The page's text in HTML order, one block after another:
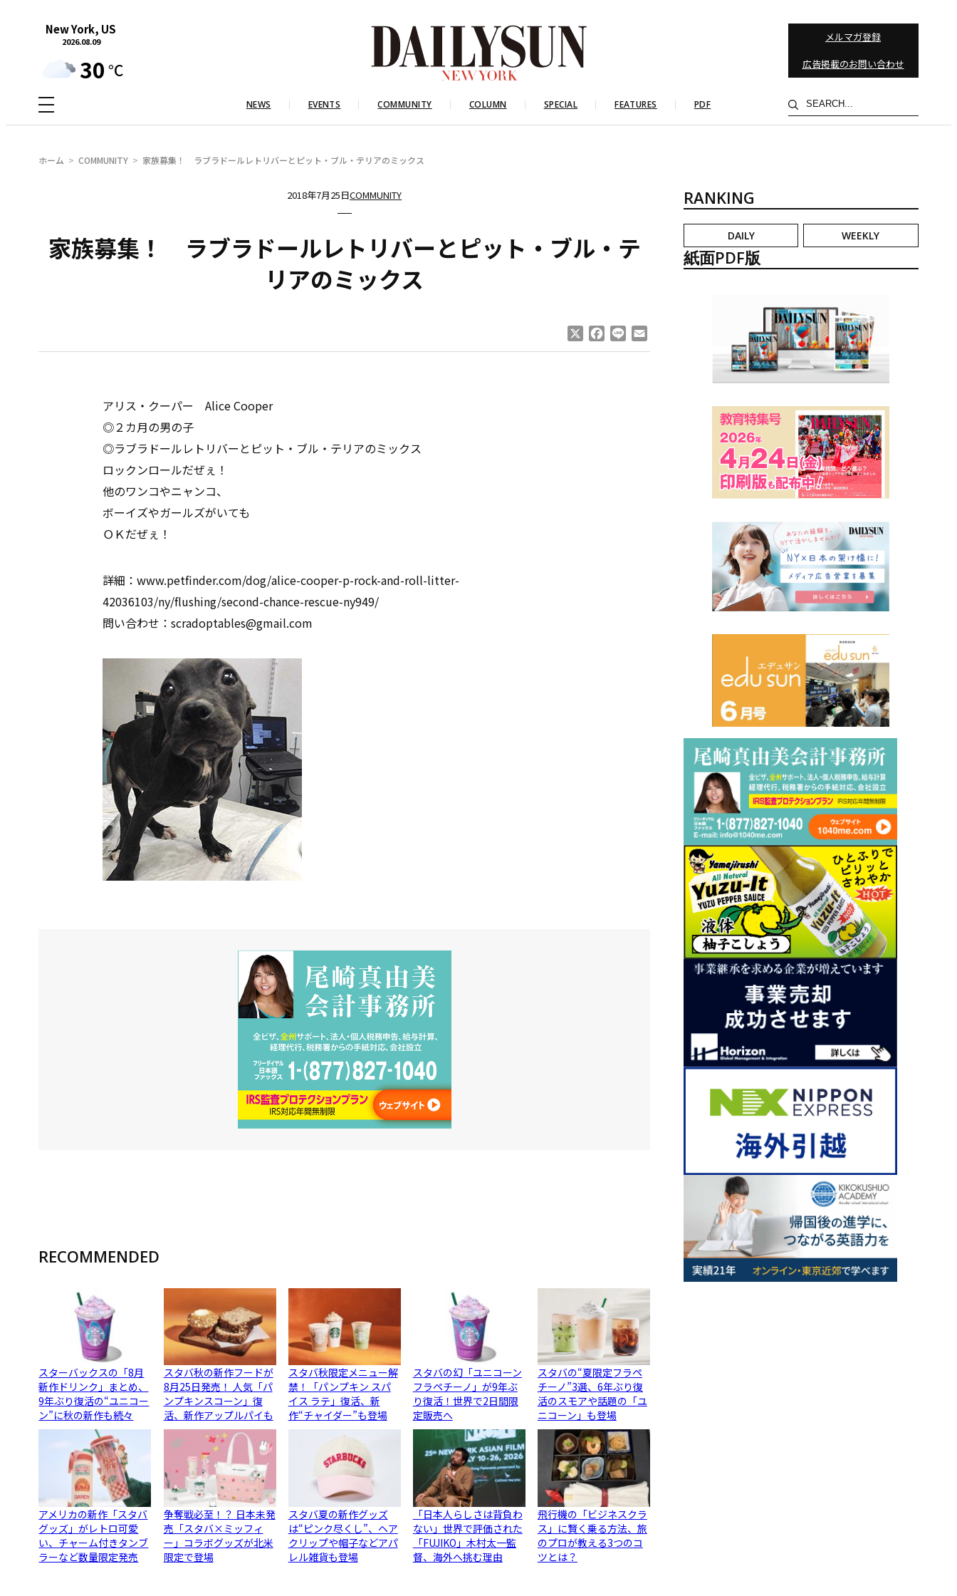
New York, US
2026.08.09
30 °C
メルマガ登録
広告掲載のお問い合わせ
NEWS EVENTS COMMUNITY COLUMN SPECIAL FEATURES PDF
検
索
ホーム COMMUNITY 家族募集！ ラブラドールレトリバーとピット・ブル・テリアのミックス
2018年7月25日COMMUNITY
家族募集！ ラブラドールレトリバーとピット・ブル・テ
リアのミックス
Facebook
Line
アリス・クーパー Alice Cooper
◎２カ月の男の子
◎ラブラドールレトリバーとピット・ブル・テリアのミックス
ロックンロールだぜぇ！
他のワンコやニャンコ、
ボーイズやガールズがいても
ＯＫだぜぇ！
詳細：www.petfinder.com/dog/alice-cooper-p-rock-and-roll-litter-
42036103/ny/flushing/second-chance-rescue-ny949/
問い合わせ：scradoptables@gmail.com
RECOMMENDED
スターバックスの「8月
新作ドリンク」まとめ、
9年ぶり復活の“ユニコー
ン”に秋の新作も続々
スタバ秋の新作フードが
8月25日発売！ 人気「パ
ンプキンスコーン」復
活、新作アップルパイも
スタバ秋限定メニュー解
禁！「パンプキン スパ
イス ラテ」復活、新
作“チャイダー”も登場
スタバの幻「ユニコーン
フラペチーノ」が9年ぶ
り復活！世界で2日間限
定販売へ
スタバの“夏限定フラペ
チーノ”3選、6年ぶり復
活のスモアや話題の「ユ
ニコーン」も登場
アメリカの新作「スタバ
グッズ」がレトロ可愛
い、チャーム付きタンブ
ラーなど数量限定発売
争奪戦必至！？ 日本未発
売「スタバ×ミッフィ
ー」コラボグッズが北米
限定で登場
スタバ夏の新作グッズ
は“ピンク尽くし”、ヘア
クリップや帽子などアパ
レル雑貨も登場
「日本人らしさは背負わ
ない」世界で評価された
「FUJIKO」木村太一監
督、海外へ挑む理由
飛行機の「ビジネスクラ
ス」に賢く乗る方法、旅
のプロが教える3つのコ
ツとは？
RANKING
DAILY WEEKLY
紙面PDF版